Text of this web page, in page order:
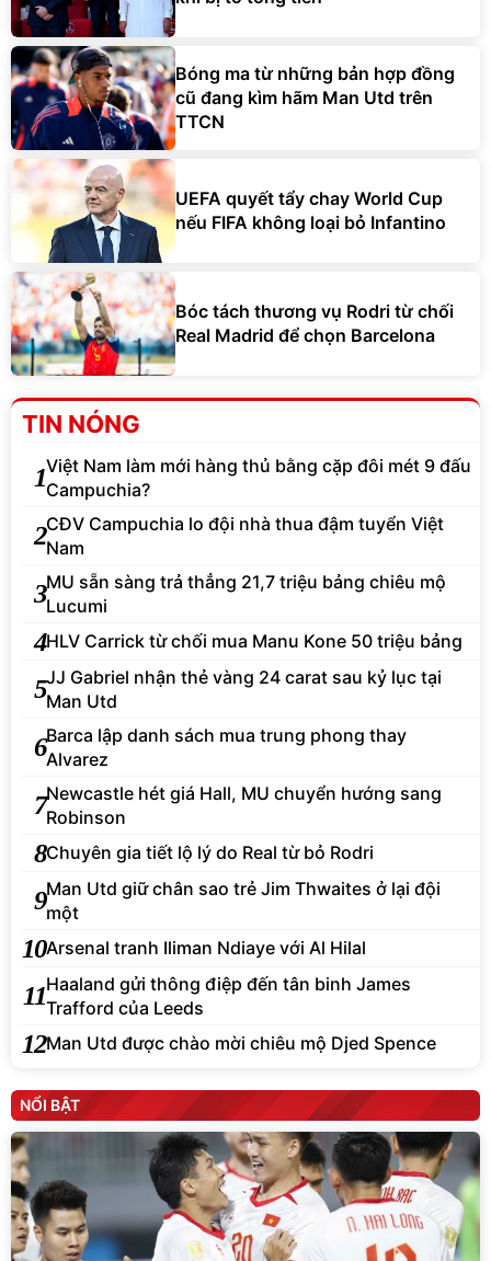
Bóng ma từ những bản hợp đồng
cũ đang kìm hãm Man Utd trên
TTCN
UEFA quyết tẩy chay World Cup
nếu FIFA không loại bỏ Infantino
Bóc tách thương vụ Rodri từ chối
Real Madrid để chọn Barcelona
TIN NÓNG
1Việt Nam làm mới hàng thủ bằng cặp đôi mét 9 đấu
Campuchia?
2CĐV Campuchia lo đội nhà thua đậm tuyển Việt
Nam
3MU sẵn sàng trả thẳng 21,7 triệu bảng chiêu mộ
Lucumi
4HLV Carrick từ chối mua Manu Kone 50 triệu bảng
5JJ Gabriel nhận thẻ vàng 24 carat sau kỷ lục tại
Man Utd
6Barca lập danh sách mua trung phong thay
Alvarez
7Newcastle hét giá Hall, MU chuyển hướng sang
Robinson
8Chuyên gia tiết lộ lý do Real từ bỏ Rodri
9Man Utd giữ chân sao trẻ Jim Thwaites ở lại đội
một
10Arsenal tranh Iliman Ndiaye với Al Hilal
11Haaland gửi thông điệp đến tân binh James
Trafford của Leeds
12Man Utd được chào mời chiêu mộ Djed Spence
NỔI BẬT